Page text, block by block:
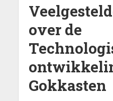
over de
Gokkasten